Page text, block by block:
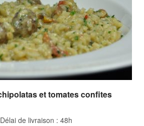
et tomates confites
Délai de livraison : 48h